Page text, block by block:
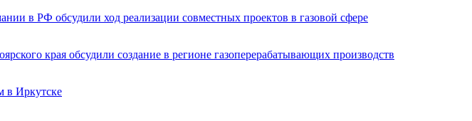
в РФ обсудили ход реализации совместных проектов в газовой сфере
края обсудили создание в регионе газоперерабатывающих производств
в Иркутске